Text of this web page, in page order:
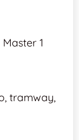
1
tramway,